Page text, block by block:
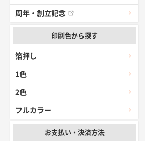
周年・創立記念
印刷色から探す
箔押し
1色
2色
フルカラー
お支払い・決済方法